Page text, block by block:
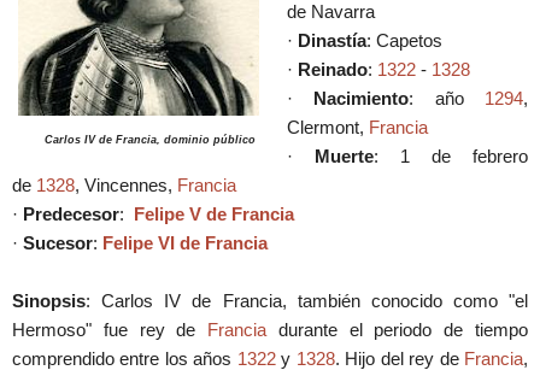
Carlos IV de Francia, dominio público
de Navarra
· Dinastía: Capetos
· Reinado: 1322 - 1328
· Nacimiento: año 1294,
Clermont, Francia
· Muerte: 1 de febrero
de 1328, Vincennes, Francia
· Predecesor: Felipe V de Francia
· Sucesor: Felipe VI de Francia
Sinopsis: Carlos IV de Francia, también conocido como "el
Hermoso" fue rey de Francia durante el periodo de tiempo
comprendido entre los años 1322y 1328. Hijo del rey de Francia,